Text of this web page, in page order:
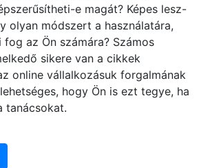
e magát? Képes lesz-
olyan módszert a használatára,
az Ön számára? Számos
sikere van a cikkek
online vállalkozásuk forgalmának
hogy Ön is ezt tegye, ha
tanácsokat.